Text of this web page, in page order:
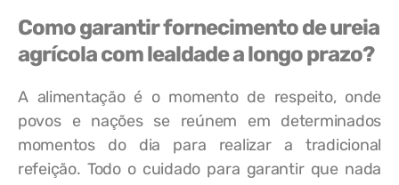
Como garantir fornecimento de ureia
agrícola com lealdade a longo prazo?
A alimentação é o momento de respeito, onde
povos e nações se reúnem em determinados
momentos do dia para realizar a tradicional
refeição. Todo o cuidado para garantir que nada